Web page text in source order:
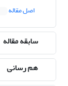
اصل مقاله
سابقه مقاله
هم رسانی